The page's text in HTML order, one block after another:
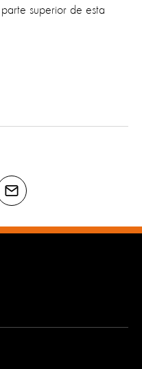
superior de esta